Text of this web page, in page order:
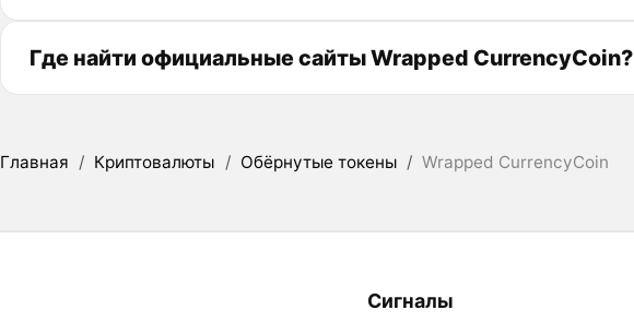
Где найти официальные сайты Wrapped CurrencyCoin?
Главная / Криптовалюты / Обёрнутые токены / Wrapped CurrencyCoin
Сигналы